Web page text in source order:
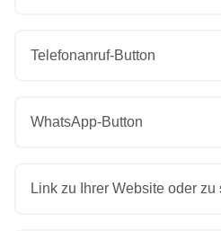
Telefonanruf-Button
WhatsApp-Button
Link zu Ihrer Website oder